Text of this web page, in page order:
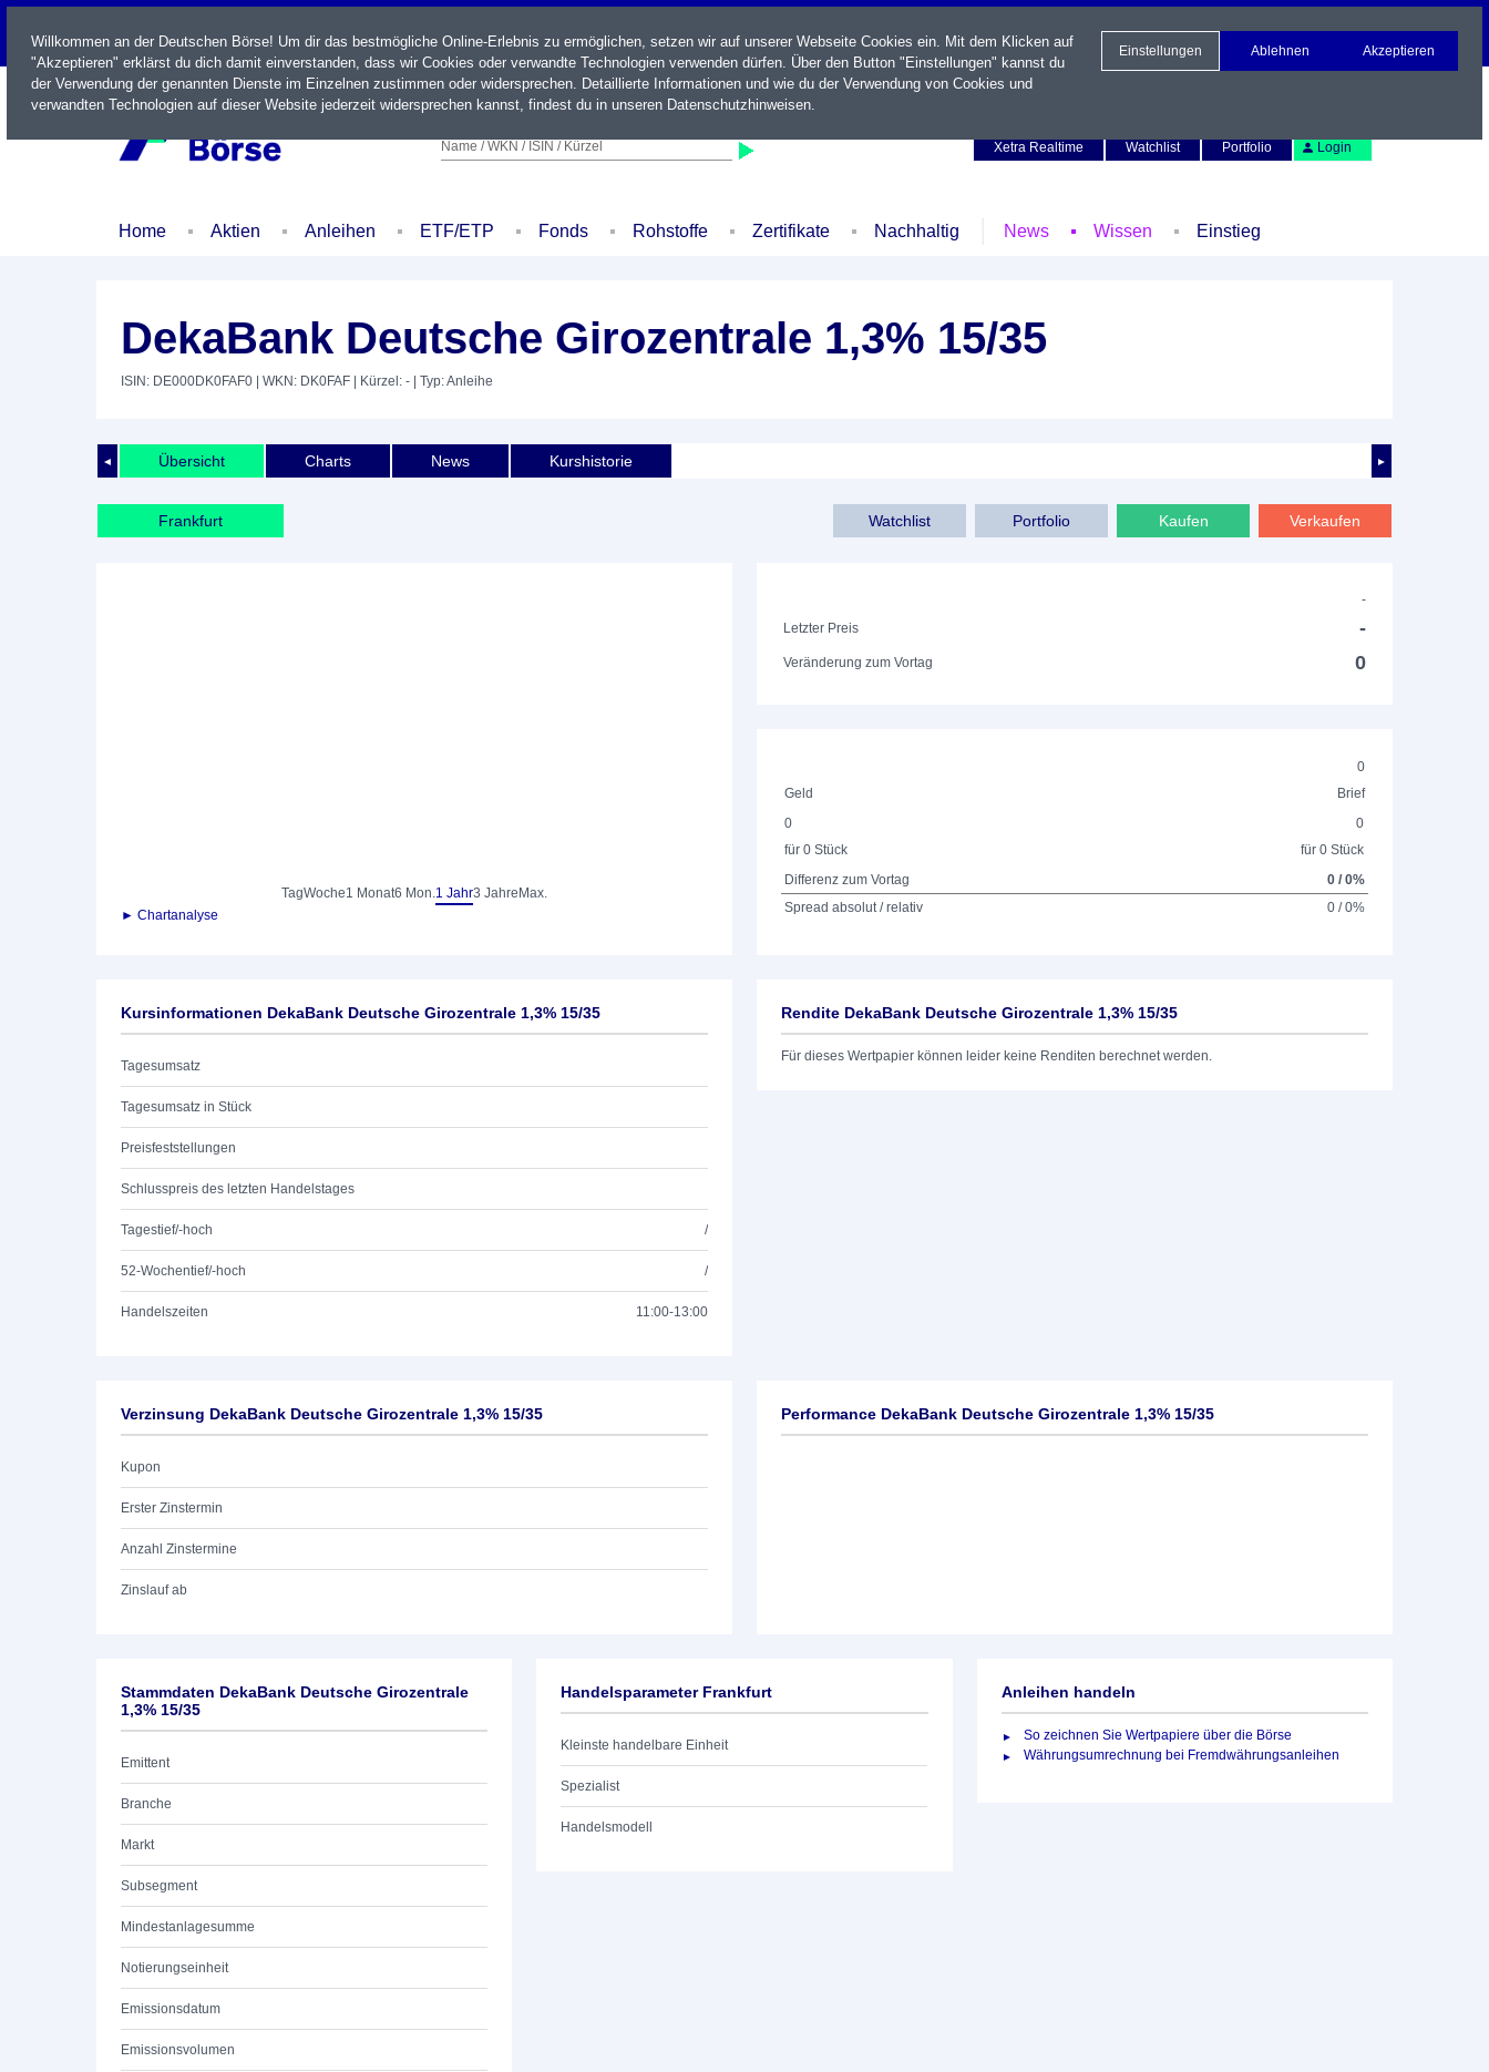
LIVE
Name / WKN / ISIN / Kürzel
Xetra Realtime
Watchlist Portfolio Login
Home Aktien Anleihen ETF/ETP Fonds Rohstoffe Zertifikate Nachhaltig News Wissen Einstieg
DekaBank Deutsche Girozentrale 1,3% 15/35
ISIN: DE000DK0FAF0 | WKN: DK0FAF | Kürzel: - | Typ: Anleihe
◄ ►
Übersicht Charts News Kurshistorie
Frankfurt Verkaufen
Kaufen
Portfolio
Watchlist
TagWoche1 Monat6 Mon.1 Jahr3 Jahre Max.
► Chartanalyse
-
Letzter Preis
-
Veränderung zum Vortag 0
0
Geld
Brief
0
für 0 Stück
0
für 0 Stück
Differenz zum Vortag
0 / 0%
Spread absolut / relativ
0 / 0%
Kursinformationen DekaBank Deutsche Girozentrale 1,3% 15/35
Tagesumsatz
Tagesumsatz in Stück
Preisfeststellungen
Schlusspreis des letzten Handelstages
Tagestief/-hoch /
52-Wochentief/-hoch /
Handelszeiten 11:00-13:00
Rendite DekaBank Deutsche Girozentrale 1,3% 15/35
Für dieses Wertpapier können leider keine Renditen berechnet werden.
Verzinsung DekaBank Deutsche Girozentrale 1,3% 15/35
Kupon
Erster Zinstermin
Anzahl Zinstermine
Zinslauf ab
Performance DekaBank Deutsche Girozentrale 1,3% 15/35
Stammdaten DekaBank Deutsche Girozentrale
1,3% 15/35
Emittent
Branche
Markt
Subsegment
Mindestanlagesumme
Notierungseinheit
Emissionsdatum
Emissionsvolumen
Handelsparameter Frankfurt
Kleinste handelbare Einheit
Spezialist
Handelsmodell
Anleihen handeln
So zeichnen Sie Wertpapiere über die Börse
Währungsumrechnung bei Fremdwährungsanleihen
Willkommen an der Deutschen Börse! Um dir das bestmögliche Online-Erlebnis zu ermöglichen, setzen wir auf unserer Webseite Cookies ein. Mit dem Klicken auf
"Akzeptieren" erklärst du dich damit einverstanden, dass wir Cookies oder verwandte Technologien verwenden dürfen. Über den Button "Einstellungen" kannst du
der Verwendung der genannten Dienste im Einzelnen zustimmen oder widersprechen. Detaillierte Informationen und wie du der Verwendung von Cookies und
verwandten Technologien auf dieser Website jederzeit widersprechen kannst, findest du in unseren Datenschutzhinweisen.
Einstellungen Ablehnen Akzeptieren